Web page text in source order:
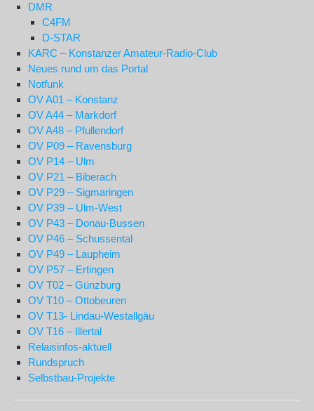
DMR
C4FM
D-STAR
KARC – Konstanzer Amateur-Radio-Club
Neues rund um das Portal
Notfunk
OV A01 – Konstanz
OV A44 – Markdorf
OV A48 – Pfullendorf
OV P09 – Ravensburg
OV P14 – Ulm
OV P21 – Biberach
OV P29 – Sigmaringen
OV P39 – Ulm-West
OV P43 – Donau-Bussen
OV P46 – Schussental
OV P49 – Laupheim
OV P57 – Ertingen
OV T02 – Günzburg
OV T10 – Ottobeuren
OV T13- Lindau-Westallgäu
OV T16 – Illertal
Relaisinfos-aktuell
Rundspruch
Selbstbau-Projekte